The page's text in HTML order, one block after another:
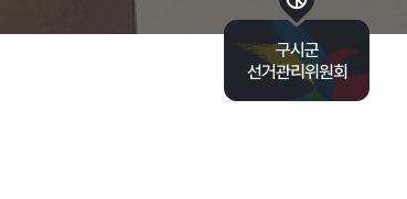
구시군
선거관리위원회